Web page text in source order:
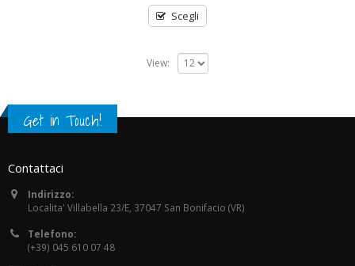
Scegli
View:
Get in Touch!
Contattaci
Indirizzo:
Localita' Villabella 23/E, 37047 San Bonifacio (VR)
Telefono:
(+39) 045 610 07 48